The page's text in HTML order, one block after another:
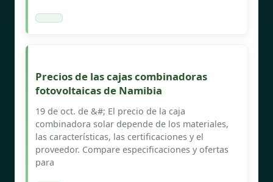
Precios de las cajas combinadoras
fotovoltaicas de Namibia
19 de oct. de &#; El precio de la caja
combinadora solar depende de los materiales,
las características, las certificaciones y el
proveedor. Compare especificaciones y ofertas
para